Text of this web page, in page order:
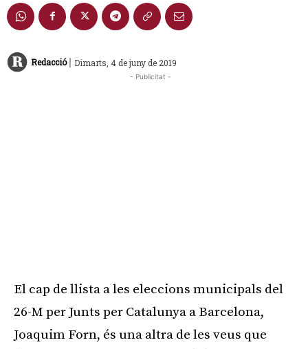
Redacció | Dimarts, 4 de juny de 2019
- Publicitat -
El cap de llista a les eleccions municipals del
26-M per Junts per Catalunya a Barcelona,
Joaquim Forn, és una altra de les veus que